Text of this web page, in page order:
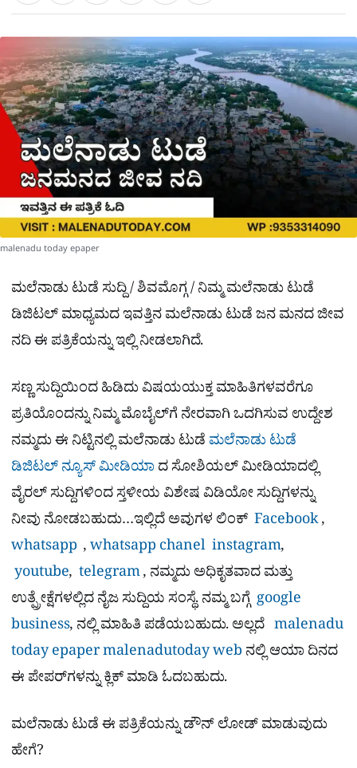
a
t
p
c
e
o
l
e
a
m
ಕ್
h
a
r
e
malenadu today epaper
ಮಲೆನಾಡು ಟುಡೆ ಸುದ್ದಿ / ಶಿವಮೊಗ್ಗ / ನಿಮ್ಮ ಮಲೆನಾಡು ಟುಡೆ
ಡಿಜಿಟಲ್ ಮಾಧ್ಯಮದ ಇವತ್ತಿನ ಮಲೆನಾಡು ಟುಡೆ ಜನ ಮನದ ಜೀವ
ನದಿ ಈ ಪತ್ರಿಕೆಯನ್ನು ಇಲ್ಲಿ ನೀಡಲಾಗಿದೆ.
ಸಣ್ಣ ಸುದ್ದಿಯಿಂದ ಹಿಡಿದು ವಿಷಯಯುಕ್ತ ಮಾಹಿತಿಗಳವರೆಗೂ
ಪ್ರತಿಯೊಂದನ್ನು ನಿಮ್ಮ ಮೊಬೈಲ್​ಗೆ ನೇರವಾಗಿ ಒದಗಿಸುವ ಉದ್ದೇಶ
ನಮ್ಮದು ಈ ನಿಟ್ಟಿನಲ್ಲಿ ಮಲೆನಾಡು ಟುಡೆ ಮಲೆನಾಡು ಟುಡೆ
ಡಿಜಿಟಲ್ ನ್ಯೂಸ್ ಮೀಡಿಯಾ ದ ಸೋಶಿಯಲ್​ ಮೀಡಿಯಾದಲ್ಲಿ
ವೈರಲ್​ ಸುದ್ದಿಗಳಿಂದ ಸ್ತಳೀಯ ವಿಶೇಷ ವಿಡಿಯೋ ಸುದ್ದಿಗಳನ್ನು
ನೀವು ನೋಡಬಹುದು…ಇಲ್ಲಿದೆ ಅವುಗಳ ಲಿಂಕ್ Facebook,
whatsapp ,whatsapp chanel instagram,
youtube, telegram, ನಮ್ಮದು ಅಧಿಕೃತವಾದ ಮತ್ತು
ಉತ್ಪ್ರೇಕ್ಷೆಗಳಲ್ಲಿದ ನೈಜ ಸುದ್ದಿಯ ಸಂಸ್ಥೆ. ನಮ್ಮ ಬಗ್ಗೆ google
business, ನಲ್ಲಿ ಮಾಹಿತಿ ಪಡೆಯಬಹುದು. ಅಲ್ಲದೆ malenadu
today epapermalenadutoday web ನಲ್ಲಿ ಆಯಾ ದಿನದ
ಈ ಪೇಪರ್​ಗಳನ್ನು ಕ್ಲಿಕ್ ಮಾಡಿ ಓದಬಹುದು.
ಮಲೆನಾಡು ಟುಡೆ ಈ ಪತ್ರಿಕೆಯನ್ನು ಡೌನ್​ ಲೋಡ್ ಮಾಡುವುದು
ಹೇಗೆ?